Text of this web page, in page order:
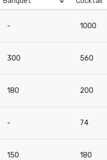
- 1000
300 560
180 200
- 74
150 180